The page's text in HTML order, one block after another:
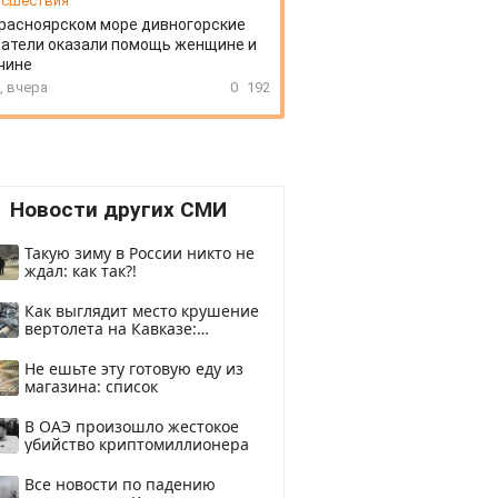
и дома побрызгать. А не
слушать.
lang.count.comments
море дивногорские
оказали помощь женщине и
вчера 0 192
Новости других СМИ
Такую зиму в России никто не
ждал: как так?!
Как выглядит место крушение
вертолета на Кавказе:
Не ешьте эту готовую еду из
магазина: список
В ОАЭ произошло жестокое
убийство криптомиллионера
Все новости по падению